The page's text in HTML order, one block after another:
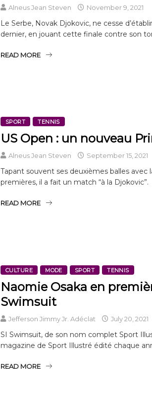
Alneus Jean Steven November 9, 2021
Le Serbe, Novak Djokovic, ne cesse
dernier, en jouant cette finale contre son
READ MORE
SPORT TENNIS
US Open : un nouveau
Alneus Jean Steven September 15, 2021
Tapant souvent ses deuxièmes balles avec
premières, il a fait un match “à la Djokovic”.
READ MORE
CULTURE MODE SPORT TENNIS
Naomie Osaka en
Swimsuit
Jefferson Jimmy Jr. Adéclat July 20, 2021
SI Swimsuit, de son nom complet Sport
magazine de Sport Illustré édité chaque
READ MORE